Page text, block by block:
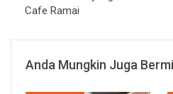
Cafe Ramai
Anda Mungkin Juga